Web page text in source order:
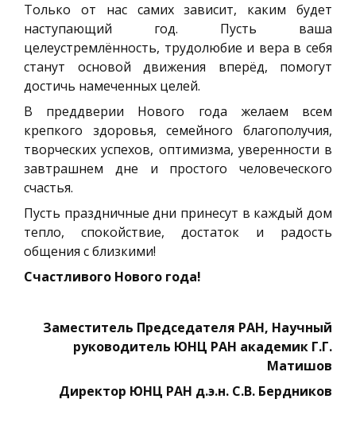
Только от нас самих зависит, каким будет
наступающий год. Пусть ваша
целеустремлённость, трудолюбие и вера в себя
станут основой движения вперёд, помогут
достичь намеченных целей.
В преддверии Нового года желаем всем
крепкого здоровья, семейного благополучия,
творческих успехов, оптимизма, уверенности в
завтрашнем дне и простого человеческого
счастья.
Пусть праздничные дни принесут в каждый дом
тепло, спокойствие, достаток и радость
общения с близкими!
Счастливого Нового года!
Заместитель Председателя РАН, Научный
руководитель ЮНЦ РАН академик Г.Г.
Матишов
Директор ЮНЦ РАН д.э.н. С.В. Бердников